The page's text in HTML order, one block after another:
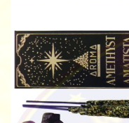
der
Bildgalerie
springen